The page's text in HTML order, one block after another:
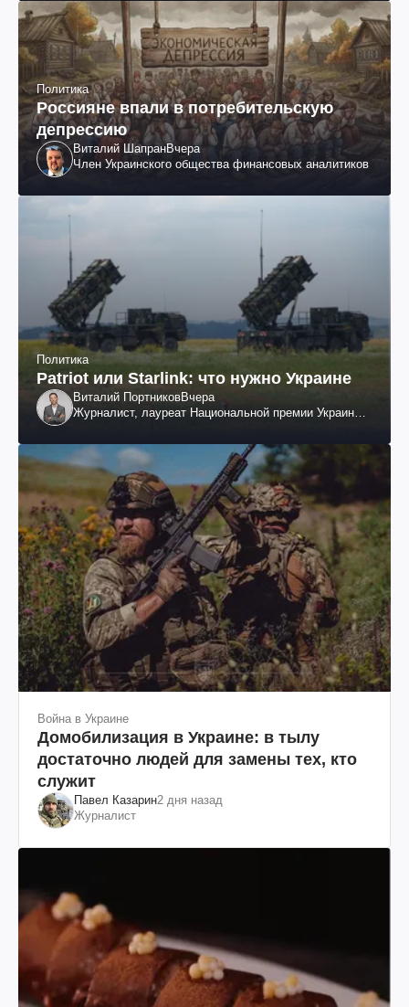
Политика
Россияне впали в потребительскую
депрессию
Виталий ШапранВчера
Член Украинского общества финансовых аналитиков
Политика
Patriot или Starlink: что нужно Украине
Виталий ПортниковВчера
Журналист, лауреат Национальной премии Украины
Война в Украине
Домобилизация в Украине: в тылу
достаточно людей для замены тех, кто
служит
Павел Казарин2 дня назад
Журналист